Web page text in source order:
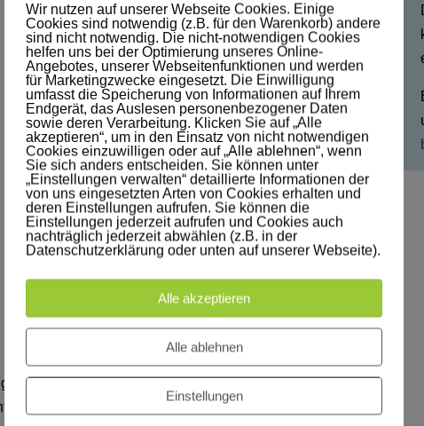
16071070-0001-35
16071046-0001-04
16071079-0001-83
16071087-0001-61
16071032-0001-91
über die zentrale Rechnungseingangsplattform zu
Registrierung kann die
Wir nutzen auf unserer Webseite Cookies. Einige
Cookies sind notwendig (z.B. für den Warenkorb) andere
sind nicht notwendig. Die nicht-notwendigen Cookies
helfen uns bei der Optimierung unseres Online-
Angebotes, unserer Webseitenfunktionen und werden
für Marketingzwecke eingesetzt. Die Einwilligung
umfasst die Speicherung von Informationen auf Ihrem
Endgerät, das Auslesen personenbezogener Daten
sowie deren Verarbeitung. Klicken Sie auf „Alle
akzeptieren“, um in den Einsatz von nicht notwendigen
Cookies einzuwilligen oder auf „Alle ablehnen“, wenn
Sie sich anders entscheiden. Sie können unter
„Einstellungen verwalten“ detaillierte Informationen der
von uns eingesetzten Arten von Cookies erhalten und
deren Einstellungen aufrufen. Sie können die
Einstellungen jederzeit aufrufen und Cookies auch
nachträglich jederzeit abwählen (z.B. in der
Datenschutzerklärung oder unten auf unserer Webseite).
Alle akzeptieren
Alle ablehnen
Einstellungen